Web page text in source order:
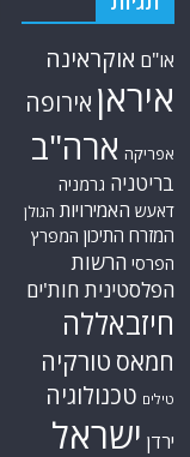
או"ם אוקראינה
איראן אירופה
אפריקה ארה"ב
בריטניה גרמניה
דאעש האמירויות הגולן
המזרח התיכון המפרץ
הפרסי הרשות
הפלסטינית חות'ים
חיזבאללה
חמאס טורקיה
טילים טכנולוגיה
ירדן ישראל